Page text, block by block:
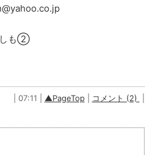
しも②
| 07:11 | ▲PageTop| コメント (2)